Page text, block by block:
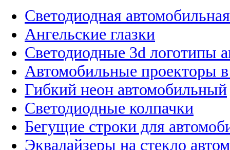
Светодиодная
Ангельские глазки
Светодиодные 3d логотипы
Автомобильные проекторы
Гибкий неон автомобильный
Светодиодные колпачки
Бегущие строки для
Эквалайзеры на стекло